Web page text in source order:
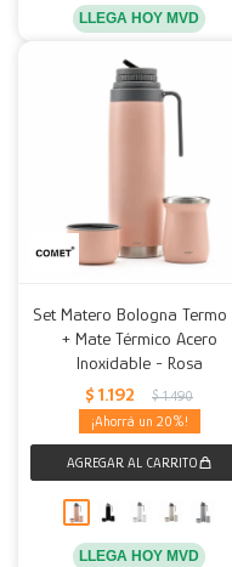
LLEGA HOY MVD
Set Matero Bologna Termo
+ Mate Térmico Acero
Inoxidable - Rosa
$ 1.192 $ 1.490
20
LLEGA HOY MVD